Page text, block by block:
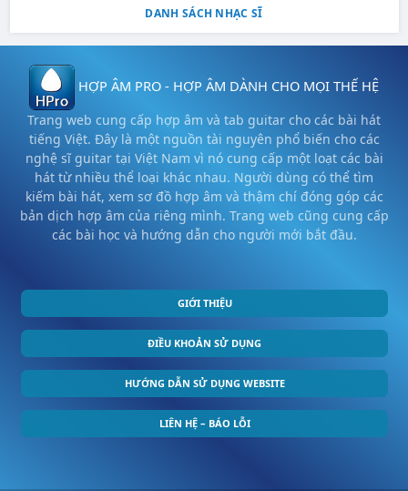
DANH SÁCH NHẠC SĨ
HỢP ÂM PRO - HỢP ÂM DÀNH CHO MỌI THẾ HỆ
Trang web cung cấp hợp âm và tab guitar cho các bài hát
tiếng Việt. Đây là một nguồn tài nguyên phổ biến cho các
nghệ sĩ guitar tại Việt Nam vì nó cung cấp một loạt các bài
hát từ nhiều thể loại khác nhau. Người dùng có thể tìm
kiếm bài hát, xem sơ đồ hợp âm và thậm chí đóng góp các
bản dịch hợp âm của riêng mình. Trang web cũng cung cấp
các bài học và hướng dẫn cho người mới bắt đầu.
GIỚI THIỆU
ĐIỀU KHOẢN SỬ DỤNG
HƯỚNG DẪN SỬ DỤNG WEBSITE
LIÊN HỆ – BÁO LỖI